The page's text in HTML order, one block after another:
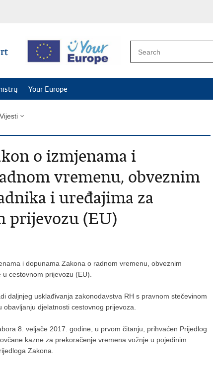
Your Europe
Vijesti
o izmjenama i
vremenu, obveznim
i uređajima za
prijevozu (EU)
i dopunama Zakona o radnom vremenu, obveznim
cestovnom prijevozu (EU).
daljnjeg usklađivanja zakonodavstva RH s pravnom stečevinom
djelatnosti cestovnog prijevoza.
8. veljače 2017. godine, u prvom čitanju, prihvaćen Prijedlog
kazne za prekoračenje vremena vožnje u pojedinim
Zakona.